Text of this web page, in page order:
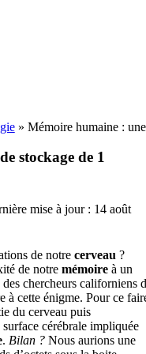
» Mémoire humaine : une
stockage de 1
mise à jour : 14 août
de notre cerveau ?
de notre mémoireà un
chercheurs californiens
à cette énigme. Pour ce
du cerveau puis
surface cérébrale impliquée
. Bilan ?Nous aurions une